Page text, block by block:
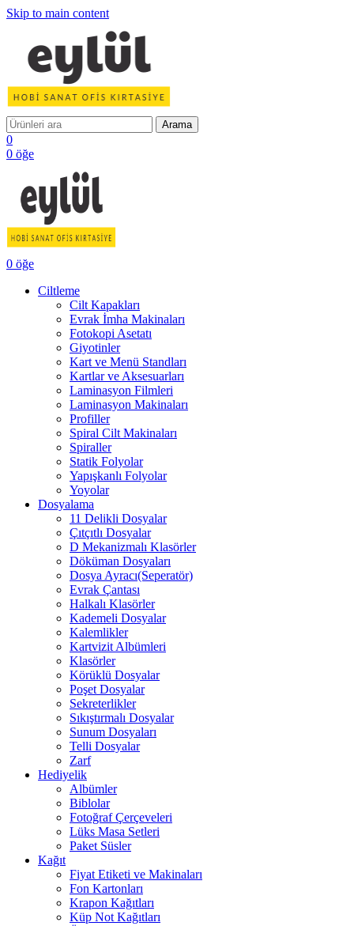
Skip to main content
Arama
0
0 öğe
0 öğe
Ciltleme
Cilt Kapakları
Evrak İmha Makinaları
Fotokopi Asetatı
Giyotinler
Kart ve Menü Standları
Kartlar ve Aksesuarları
Laminasyon Filmleri
Laminasyon Makinaları
Profiller
Spiral Cilt Makinaları
Spiraller
Statik Folyolar
Yapışkanlı Folyolar
Yoyolar
Dosyalama
11 Delikli Dosyalar
Çıtçıtlı Dosyalar
D Mekanizmalı Klasörler
Döküman Dosyaları
Dosya Ayracı(Seperatör)
Evrak Çantası
Halkalı Klasörler
Kademeli Dosyalar
Kalemlikler
Kartvizit Albümleri
Klasörler
Körüklü Dosyalar
Poşet Dosyalar
Sekreterlikler
Sıkıştırmalı Dosyalar
Sunum Dosyaları
Telli Dosyalar
Zarf
Hediyelik
Albümler
Biblolar
Fotoğraf Çerçeveleri
Lüks Masa Setleri
Paket Süsler
Kağıt
Fiyat Etiketi ve Makinaları
Fon Kartonları
Krapon Kağıtları
Küp Not Kağıtları